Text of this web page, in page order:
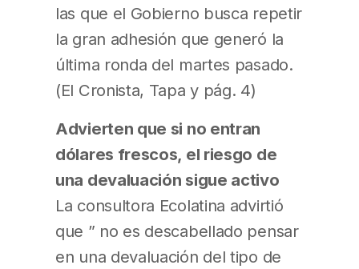
las que el Gobierno busca repetir
la gran adhesión que generó la
última ronda del martes pasado.
(El Cronista, Tapa y pág. 4)
Advierten que si no entran
dólares frescos, el riesgo de
una devaluación sigue activo
La consultora Ecolatina advirtió
que ” no es descabellado pensar
en una devaluación del tipo de